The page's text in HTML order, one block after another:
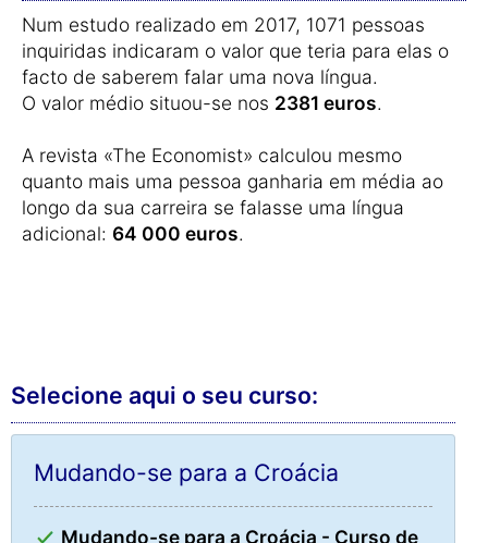
Num estudo realizado em 2017, 1071 pessoas
inquiridas indicaram o valor que teria para elas o
facto de saberem falar uma nova língua.
O valor médio situou-se nos 2381 euros.
A revista «The Economist» calculou mesmo
quanto mais uma pessoa ganharia em média ao
longo da sua carreira se falasse uma língua
adicional: 64 000 euros.
Selecione aqui o seu curso:
Mudando-se para a Croácia
Mudando-se para a Croácia - Curso de